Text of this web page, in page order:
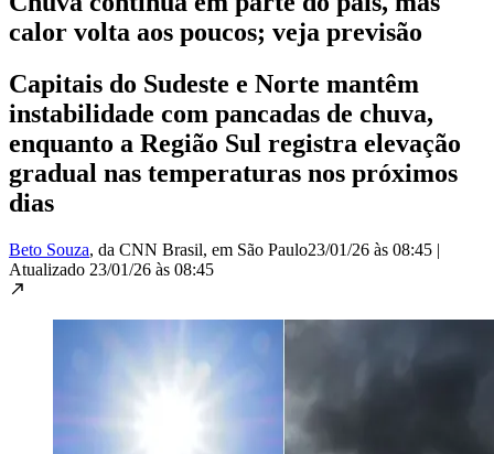
calor volta aos poucos; veja previsão
Capitais do Sudeste e Norte mantêm
instabilidade com pancadas de chuva,
enquanto a Região Sul registra elevação
gradual nas temperaturas nos próximos
dias
Beto Souza, da CNN Brasil, em São Paulo23/01/26 às 08:45 |
Atualizado 23/01/26 às 08:45